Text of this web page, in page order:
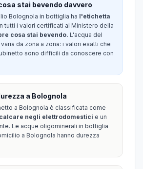
stai bevendo davvero
Bolognola in bottiglia ha l'etichetta
tutti i valori certificati al Ministero della
cosa stai bevendo. L'acqua del
da zona a zona: i valori esatti che
sono difficili da conoscere con
a Bolognola
a Bolognola è classificata come
calcare negli elettrodomestici e un
Le acque oligominerali in bottiglia
a Bolognola hanno durezza